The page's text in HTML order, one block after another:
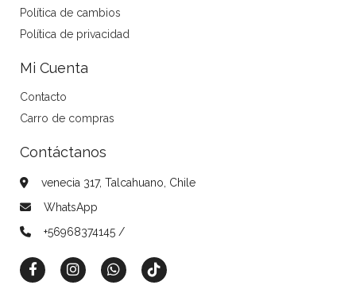
Política de cambios
Política de privacidad
Mi Cuenta
Contacto
Carro de compras
Contáctanos
venecia 317, Talcahuano, Chile
WhatsApp
+56968374145 /